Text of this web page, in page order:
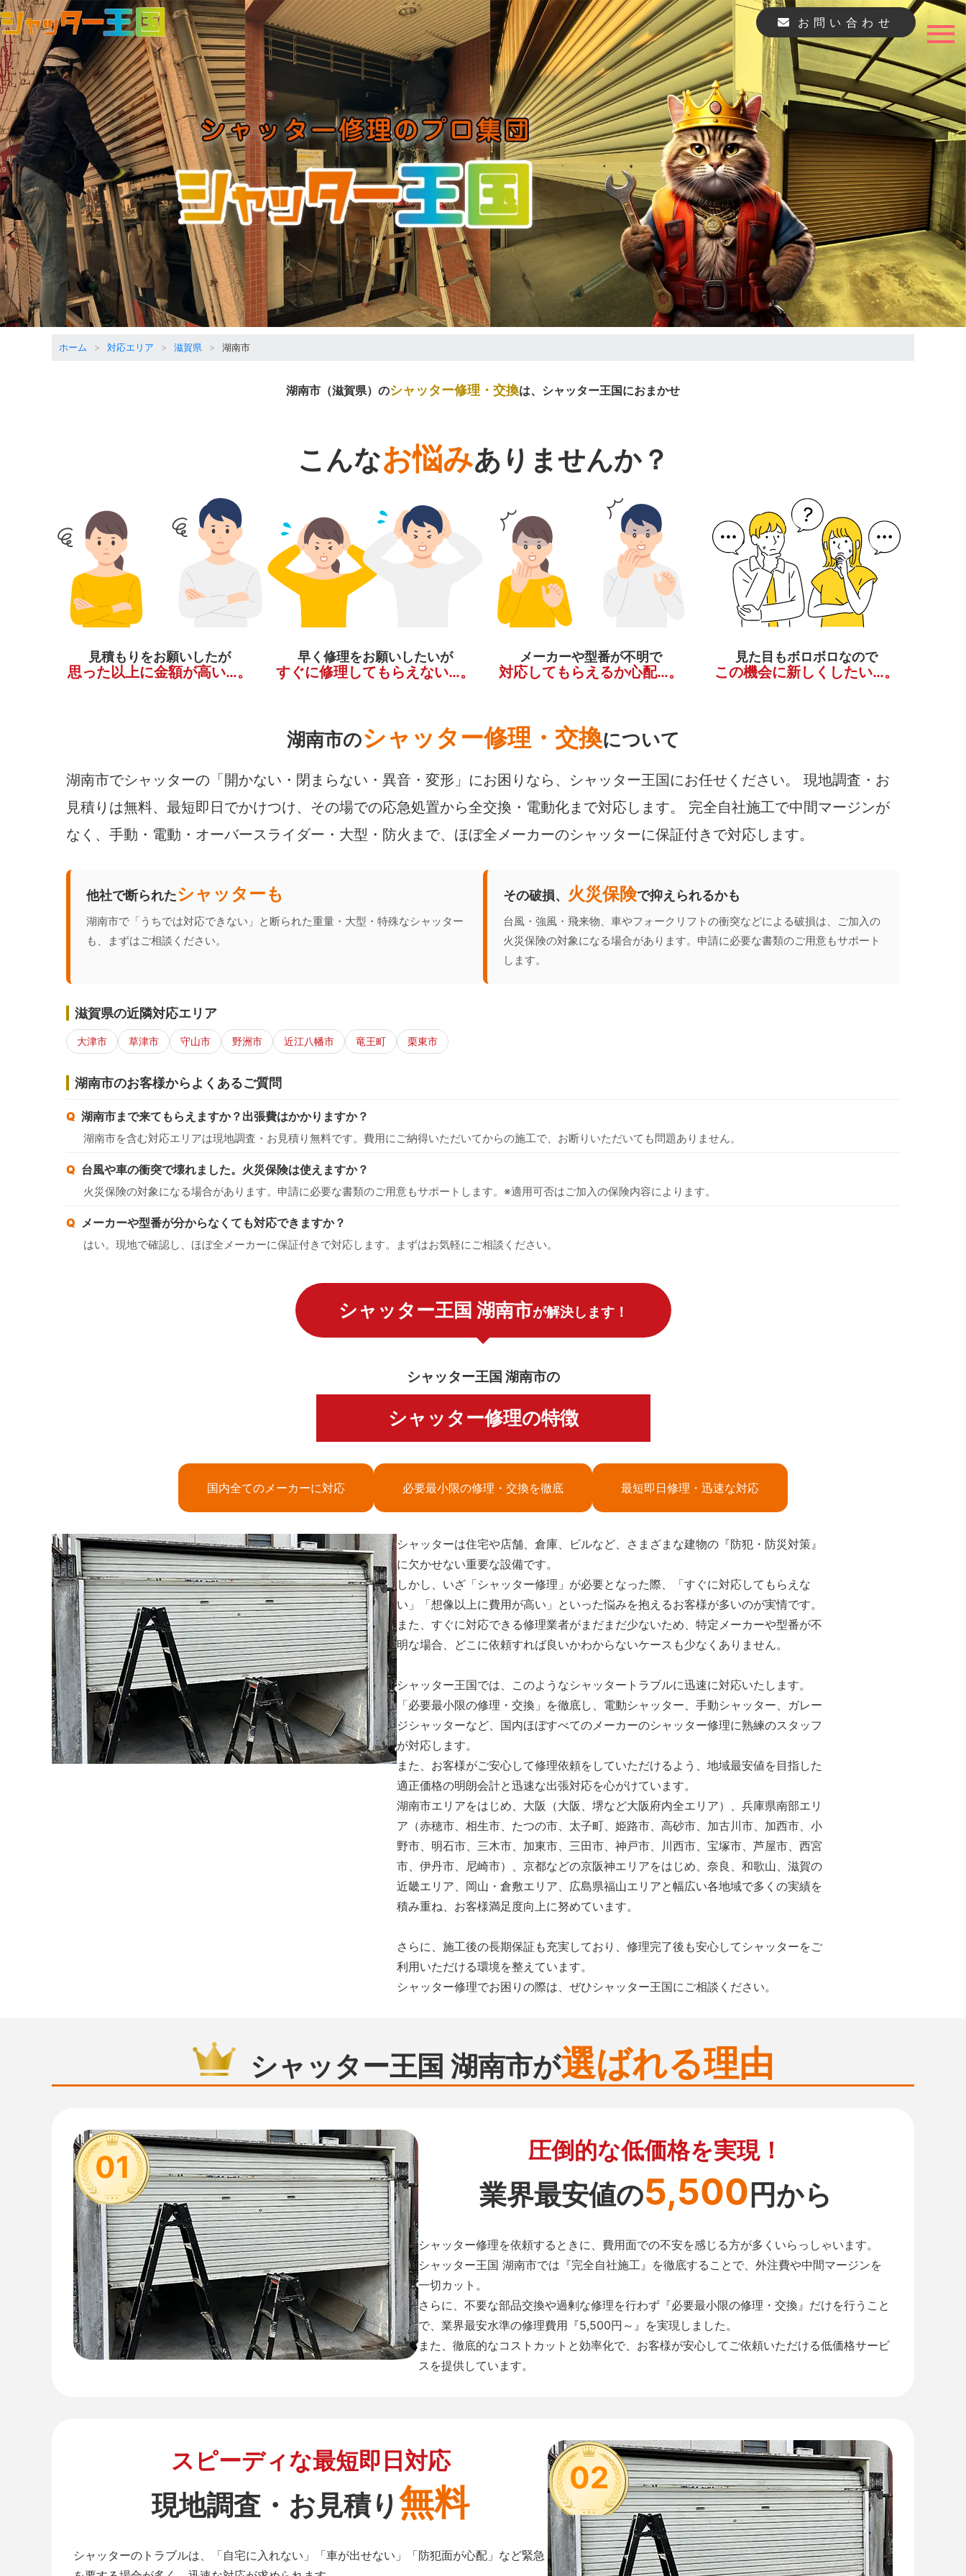
お問い合わせ
ホーム 対応エリア 滋賀県 湖南市
湖南市（滋賀県）のシャッター修理・交換は、シャッター王国におまかせ
こんなお悩みありませんか？
見積もりをお願いしたが
思った以上に金額が高い…。
早く修理をお願いしたいが
すぐに修理してもらえない…。
メーカーや型番が不明で
対応してもらえるか心配…。
見た目もボロボロなので
この機会に新しくしたい…。
湖南市のシャッター修理・交換について
湖南市でシャッターの「開かない・閉まらない・異音・変形」にお困りなら、シャッター王国にお任せください。 現地調査・お
見積りは無料、最短即日でかけつけ、その場での応急処置から全交換・電動化まで対応します。 完全自社施工で中間マージンが
なく、手動・電動・オーバースライダー・大型・防火まで、ほぼ全メーカーのシャッターに保証付きで対応します。
他社で断られたシャッターも
湖南市で「うちでは対応できない」と断られた重量・大型・特殊なシャッター
も、まずはご相談ください。
その破損、 火災保険で抑えられるかも
台風・強風・飛来物、車やフォークリフトの衝突などによる破損は、ご加入の
火災保険の対象になる場合があります。申請に必要な書類のご用意もサポート
します。
滋賀県の近隣対応エリア
大津市 草津市 守山市 野洲市 近江八幡市 竜王町 栗東市
湖南市のお客様からよくあるご質問
湖南市まで来てもらえますか？出張費はかかりますか？
湖南市を含む対応エリアは現地調査・お見積り無料です。費用にご納得いただいてからの施工で、お断りいただいても問題ありません。
台風や車の衝突で壊れました。火災保険は使えますか？
火災保険の対象になる場合があります。申請に必要な書類のご用意もサポートします。※適用可否はご加入の保険内容によります。
メーカーや型番が分からなくても対応できますか？
はい。現地で確認し、ほぼ全メーカーに保証付きで対応します。まずはお気軽にご相談ください。
シャッター王国 湖南市が解決します！
シャッター王国 湖南市の
シャッター修理の特徴
国内全てのメーカーに対応 必要最小限の修理・交換を徹底 最短即日修理・迅速な対応
シャッターは住宅や店舗、倉庫、ビルなど、さまざまな建物の『防犯・防災対策』
に欠かせない重要な設備です。
しかし、いざ「シャッター修理」が必要となった際、「すぐに対応してもらえな
い」「想像以上に費用が高い」といった悩みを抱えるお客様が多いのが実情です。
また、すぐに対応できる修理業者がまだまだ少ないため、特定メーカーや型番が不
明な場合、どこに依頼すれば良いかわからないケースも少なくありません。
シャッター王国では、このようなシャッタートラブルに迅速に対応いたします。
「必要最小限の修理・交換」を徹底し、電動シャッター、手動シャッター、ガレー
ジシャッターなど、国内ほぼすべてのメーカーのシャッター修理に熟練のスタッフ
が対応します。
また、お客様がご安心して修理依頼をしていただけるよう、地域最安値を目指した
適正価格の明朗会計と迅速な出張対応を心がけています。
湖南市エリアをはじめ、大阪（大阪、堺など大阪府内全エリア）、兵庫県南部エリ
ア（赤穂市、相生市、たつの市、太子町、姫路市、高砂市、加古川市、加西市、小
野市、明石市、三木市、加東市、三田市、神戸市、川西市、宝塚市、芦屋市、西宮
市、伊丹市、尼崎市）、京都などの京阪神エリアをはじめ、奈良、和歌山、滋賀の
近畿エリア、岡山・倉敷エリア、広島県福山エリアと幅広い各地域で多くの実績を
積み重ね、お客様満足度向上に努めています。
さらに、施工後の長期保証も充実しており、修理完了後も安心してシャッターをご
利用いただける環境を整えています。
シャッター修理でお困りの際は、ぜひシャッター王国にご相談ください。
シャッター王国 湖南市が選ばれる理由
01 圧倒的な低価格を実現！
業界最安値の5,500円から
シャッター修理を依頼するときに、費用面での不安を感じる方が多くいらっしゃいます。
シャッター王国 湖南市では『完全自社施工』を徹底することで、外注費や中間マージンを
一切カット。
さらに、不要な部品交換や過剰な修理を行わず『必要最小限の修理・交換』だけを行うこと
で、業界最安水準の修理費用『5,500円～』を実現しました。
また、徹底的なコストカットと効率化で、お客様が安心してご依頼いただける低価格サービ
スを提供しています。
02
スピーディな最短即日対応
現地調査・お見積り無料
シャッターのトラブルは、「自宅に入れない」「車が出せない」「防犯面が心配」など緊急